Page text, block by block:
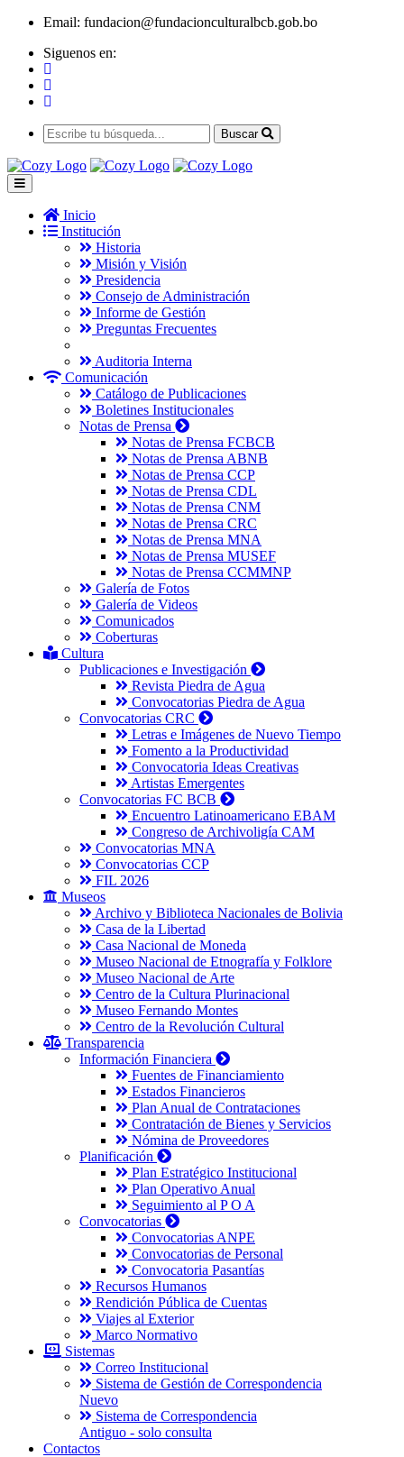
Email: fundacion@fundacionculturalbcb.gob.bo
Siguenos en:
Buscar
Inicio
Institución
Historia
Misión y Visión
Presidencia
Consejo de Administración
Informe de Gestión
Preguntas Frecuentes
Auditoria Interna
Comunicación
Catálogo de Publicaciones
Boletines Institucionales
Notas de Prensa
Notas de Prensa FCBCB
Notas de Prensa ABNB
Notas de Prensa CCP
Notas de Prensa CDL
Notas de Prensa CNM
Notas de Prensa CRC
Notas de Prensa MNA
Notas de Prensa MUSEF
Notas de Prensa CCMMNP
Galería de Fotos
Galería de Videos
Comunicados
Coberturas
Cultura
Publicaciones e Investigación
Revista Piedra de Agua
Convocatorias Piedra de Agua
Convocatorias CRC
Letras e Imágenes de Nuevo Tiempo
Fomento a la Productividad
Convocatoria Ideas Creativas
Artistas Emergentes
Convocatorias FC BCB
Encuentro Latinoamericano EBAM
Congreso de Archivoligía CAM
Convocatorias MNA
Convocatorias CCP
FIL 2026
Museos
Archivo y Biblioteca Nacionales de Bolivia
Casa de la Libertad
Casa Nacional de Moneda
Museo Nacional de Etnografía y Folklore
Museo Nacional de Arte
Centro de la Cultura Plurinacional
Museo Fernando Montes
Centro de la Revolución Cultural
Transparencia
Información Financiera
Fuentes de Financiamiento
Estados Financieros
Plan Anual de Contrataciones
Contratación de Bienes y Servicios
Nómina de Proveedores
Planificación
Plan Estratégico Institucional
Plan Operativo Anual
Seguimiento al P O A
Convocatorias
Convocatorias ANPE
Convocatorias de Personal
Convocatoria Pasantías
Recursos Humanos
Rendición Pública de Cuentas
Viajes al Exterior
Marco Normativo
Sistemas
Correo Institucional
Sistema de Gestión de Correspondencia
Nuevo
Sistema de Correspondencia
Antiguo - solo consulta
Contactos